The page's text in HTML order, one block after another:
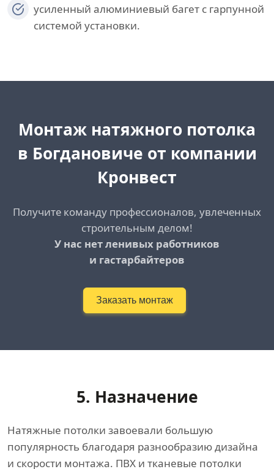
усиленный алюминиевый багет с гарпунной
системой установки.
Монтаж натяжного потолка
в Богдановиче от компании
Кронвест
Получите команду профессионалов, увлеченных
строительным делом!
У нас нет ленивых работников
и гастарбайтеров
Заказать монтаж
5. Назначение
Натяжные потолки завоевали большую
популярность благодаря разнообразию дизайна
и скорости монтажа. ПВХ и тканевые потолки